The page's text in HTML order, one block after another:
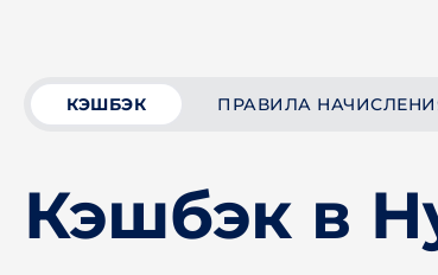
КЭШБЭК ПРАВИЛА
Кэшбэк в